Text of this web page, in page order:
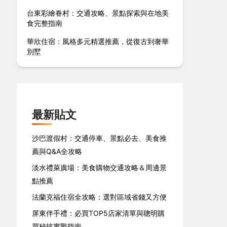
台東彩繪眷村：交通攻略、景點探索與在地美
食完整指南
華欣住宿：風格多元精選推薦，從復古到奢華
別墅
最新貼文
沙巴渡假村：交通停車、景點必去、美食推
薦與Q&A全攻略
淡水禮萊廣場：美食購物交通攻略＆周邊景
點推薦
法蘭克福住宿全攻略：選對區域省錢又方便
屏東伴手禮：必買TOP5店家清單與聰明購